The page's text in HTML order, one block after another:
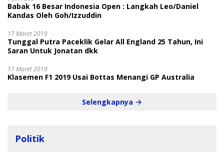
Babak 16 Besar Indonesia Open : Langkah Leo/Daniel
Kandas Oleh Goh/Izzuddin
17 Maret 2019
Tunggal Putra Paceklik Gelar All England 25 Tahun, Ini
Saran Untuk Jonatan dkk
17 Maret 2019
Klasemen F1 2019 Usai Bottas Menangi GP Australia
Selengkapnya
Politik